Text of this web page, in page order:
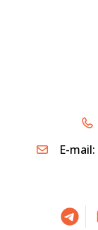
E-mail: